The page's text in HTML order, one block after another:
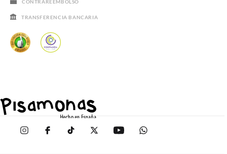
CONTRAREEMBOLSO
TRANSFERENCIA BANCARIA